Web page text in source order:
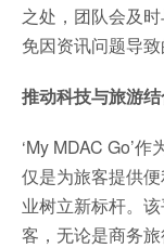
之处，团队会及
免因资讯问题导致
推动科技与旅游
‘My MDAC Go’
仅是为旅客提供
业树立新标杆。
客，无论是商务